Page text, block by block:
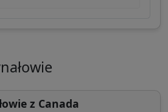
z Canada